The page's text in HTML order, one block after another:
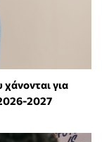
χάνονται για
2027